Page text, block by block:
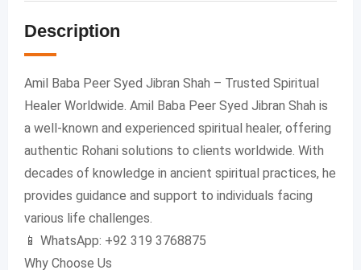
Description
Amil Baba Peer Syed Jibran Shah – Trusted Spiritual
Healer Worldwide. Amil Baba Peer Syed Jibran Shah is
a well-known and experienced spiritual healer, offering
authentic Rohani solutions to clients worldwide. With
decades of knowledge in ancient spiritual practices, he
provides guidance and support to individuals facing
various life challenges.
📱 WhatsApp: +92 319 3768875
Why Choose Us